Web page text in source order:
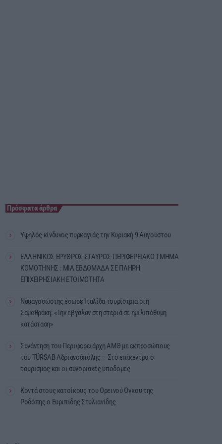
Πρόσφατα άρθρα
Υψηλός κίνδυνος πυρκαγιάς την Κυριακή 9 Αυγούστου
ΕΛΛΗΝΙΚΟΣ ΕΡΥΘΡΟΣ ΣΤΑΥΡΟΣ-ΠΕΡΙΦΕΡΕΙΑΚΟ ΤΜΗΜΑ
ΚΟΜΟΤΗΝΗΣ : ΜΙΑ ΕΒΔΟΜΑΔΑ ΣΕ ΠΛΗΡΗ
ΕΠΙΧΕΙΡΗΣΙΑΚΗ ΕΤΟΙΜΟΤΗΤΑ
Ναυαγοσώστης έσωσε Ιταλίδα τουρίστρια στη
Σαμοθράκη: «Την έβγαλαν στη στεριά σε ημιλιπόθυμη
κατάσταση»
Συνάντηση του Περιφερειάρχη ΑΜΘ με εκπροσώπους
του TÜRSAB Αδριανούπολης – Στο επίκεντρο ο
τουρισμός και οι συνοριακές υποδομές
Κοντά στους κατοίκους του Ορεινού Όγκου της
Ροδόπης ο Ευριπίδης Στυλιανίδης